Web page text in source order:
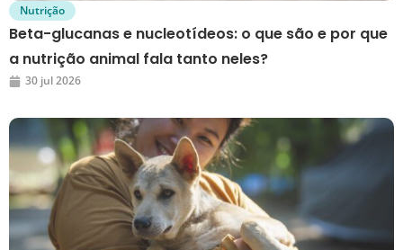
Nutrição
Beta-glucanas e nucleotídeos: o que são e por que
a nutrição animal fala tanto neles?
30 jul 2026